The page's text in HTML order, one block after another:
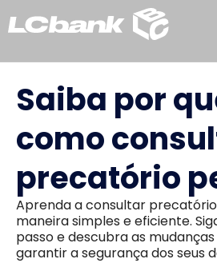
Saiba por
como
precatório
Aprenda a consultar precatório
maneira simples e eficiente.
passo e descubra as
garantir a segurança dos seus